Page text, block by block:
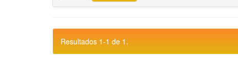
Resultados 1-1 de 1.